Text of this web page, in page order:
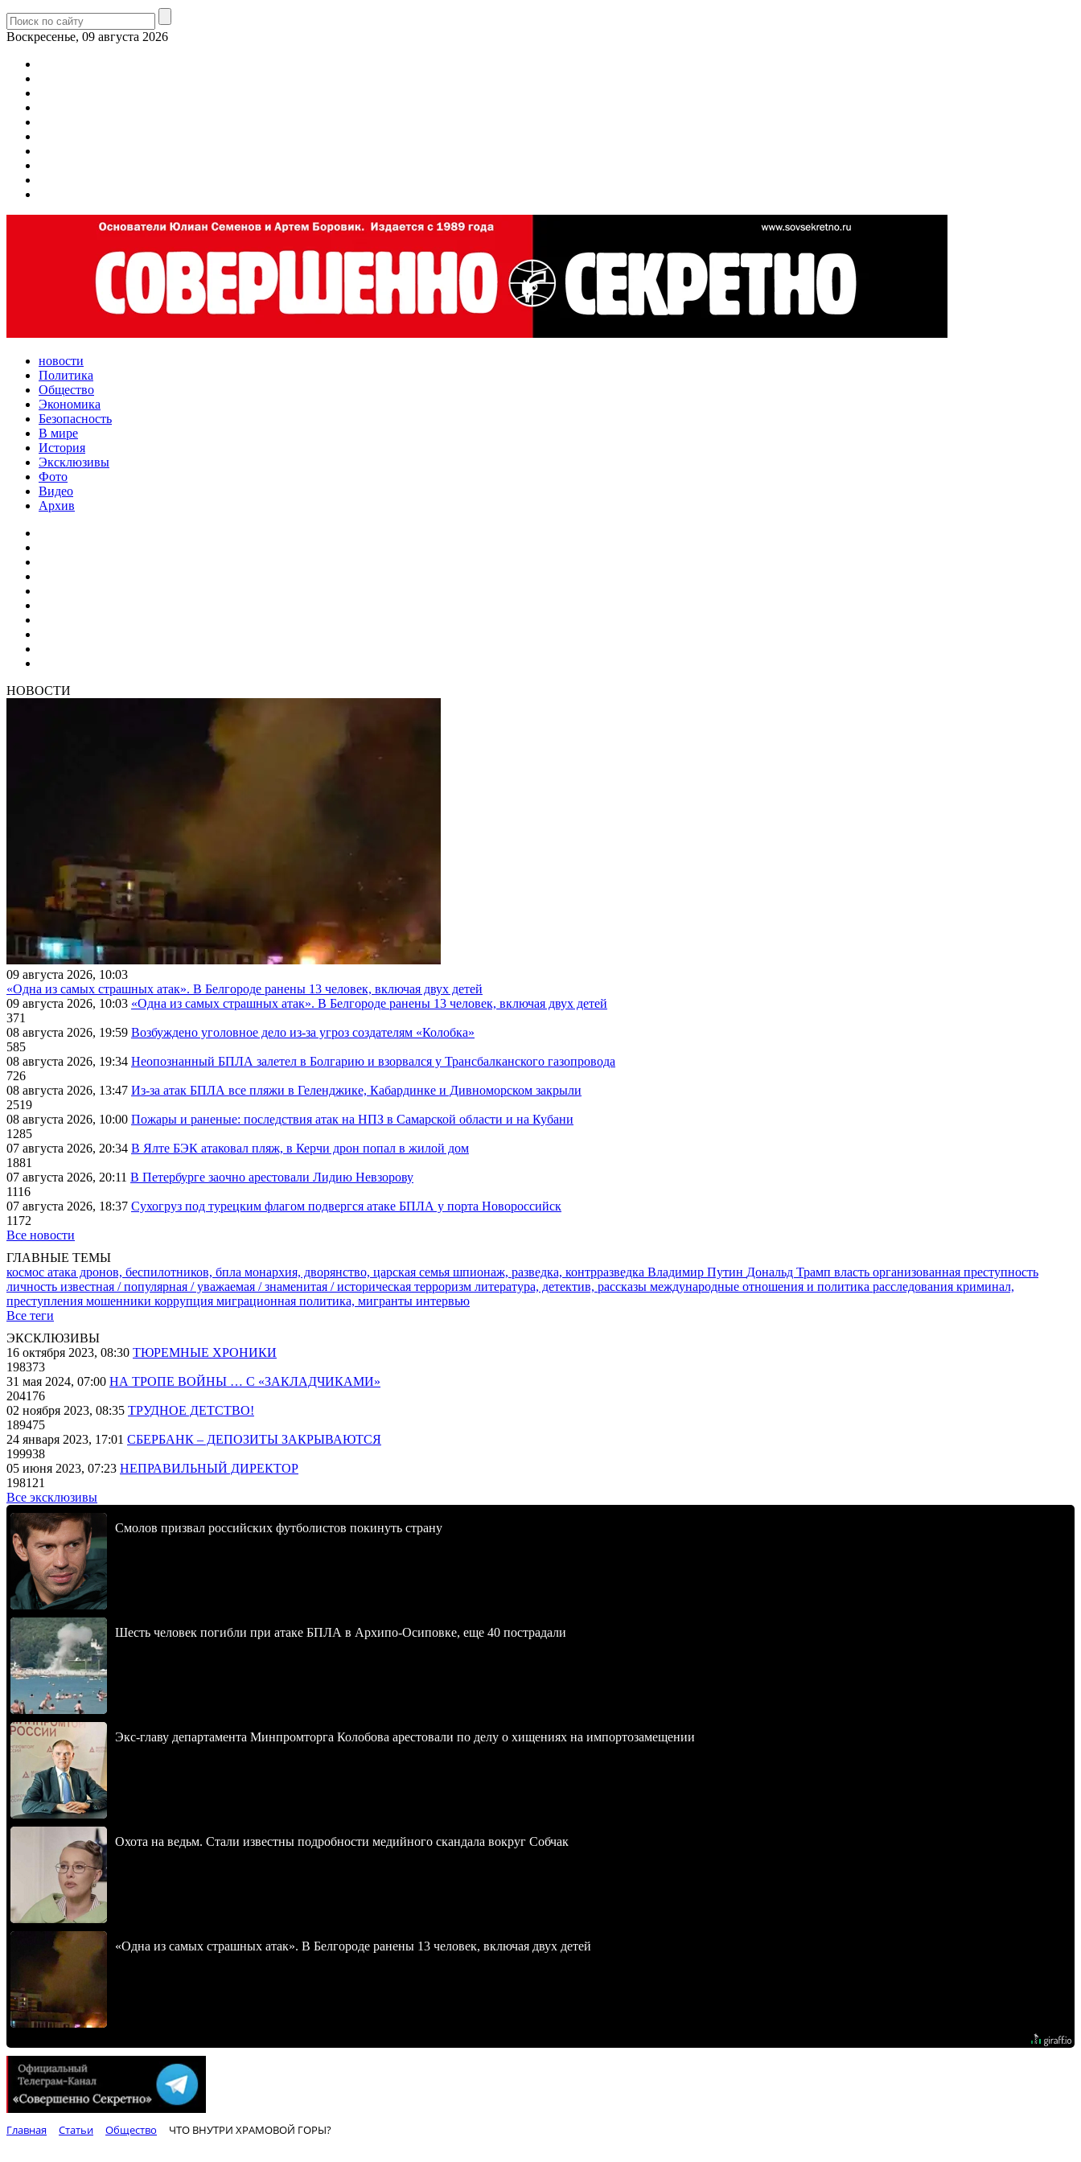
Воскресенье, 09 августа 2026
новости
Политика
Общество
Экономика
Безопасность
В мире
История
Эксклюзивы
Фото
Видео
Архив
НОВОСТИ
09 августа 2026, 10:03
«Одна из самых страшных атак». В Белгороде ранены 13 человек, включая двух детей
09 августа 2026, 10:03 «Одна из самых страшных атак». В Белгороде ранены 13 человек, включая двух детей
371
08 августа 2026, 19:59 Возбуждено уголовное дело из-за угроз создателям «Колобка»
585
08 августа 2026, 19:34 Неопознанный БПЛА залетел в Болгарию и взорвался у Трансбалканского газопровода
726
08 августа 2026, 13:47 Из-за атак БПЛА все пляжи в Геленджике, Кабардинке и Дивноморском закрыли
2519
08 августа 2026, 10:00 Пожары и раненые: последствия атак на НПЗ в Самарской области и на Кубани
1285
07 августа 2026, 20:34 В Ялте БЭК атаковал пляж, в Керчи дрон попал в жилой дом
1881
07 августа 2026, 20:11 В Петербурге заочно арестовали Лидию Невзорову
1116
07 августа 2026, 18:37 Сухогруз под турецким флагом подвергся атаке БПЛА у порта Новороссийск
1172
Все новости
ГЛАВНЫЕ ТЕМЫ
космос атака дронов, беспилотников, бпла монархия, дворянство, царская семья шпионаж, разведка, контрразведка Владимир Путин Дональд Трамп власть организованная преступность
личность известная / популярная / уважаемая / знаменитая / историческая терроризм литература, детектив, рассказы международные отношения и политика расследования криминал,
преступления мошенники коррупция миграционная политика, мигранты интервью
Все теги
ЭКСКЛЮЗИВЫ
16 октября 2023, 08:30 ТЮРЕМНЫЕ ХРОНИКИ
198373
31 мая 2024, 07:00 НА ТРОПЕ ВОЙНЫ … С «ЗАКЛАДЧИКАМИ»
204176
02 ноября 2023, 08:35 ТРУДНОЕ ДЕТСТВО!
189475
24 января 2023, 17:01 СБЕРБАНК – ДЕПОЗИТЫ ЗАКРЫВАЮТСЯ
199938
05 июня 2023, 07:23 НЕПРАВИЛЬНЫЙ ДИРЕКТОР
198121
Все эксклюзивы
Смолов призвал российских футболистов покинуть страну
Шесть человек погибли при атаке БПЛА в Архипо-Осиповке, еще 40 пострадали
Экс-главу департамента Минпромторга Колобова арестовали по делу о хищениях на импортозамещении
Охота на ведьм. Стали известны подробности медийного скандала вокруг Собчак
«Одна из самых страшных атак». В Белгороде ранены 13 человек, включая двух детей
Главная Статьи Общество ЧТО ВНУТРИ ХРАМОВОЙ ГОРЫ?